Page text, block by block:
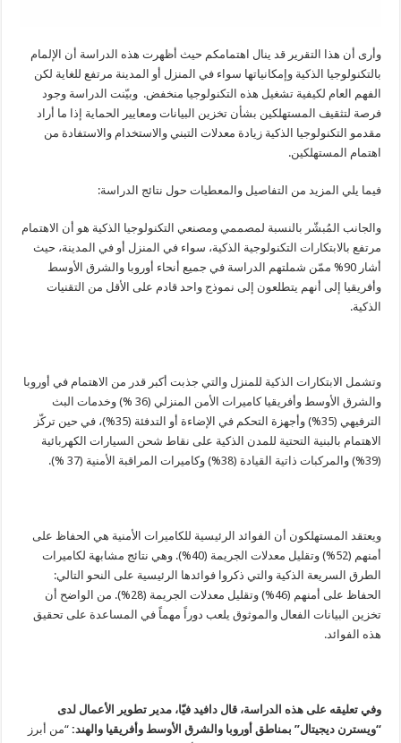
وأرى أن هذا التقرير قد ينال اهتمامكم حيث أظهرت هذه الدراسة أن الإلمام
بالتكنولوجيا الذكية وإمكانياتها سواء في المنزل أو المدينة مرتفع للغاية لكن
الفهم العام لكيفية تشغيل هذه التكنولوجيا منخفض. وبيّنت الدراسة وجود
فرصة لتثقيف المستهلكين بشأن تخزين البيانات ومعايير الحماية إذا ما أراد
مقدمو التكنولوجيا الذكية زيادة معدلات التبني والاستخدام والاستفادة من
اهتمام المستهلكين.
فيما يلي المزيد من التفاصيل والمعطيات حول نتائج الدراسة:
والجانب المُبشّر بالنسبة لمصممي ومصنعي التكنولوجيا الذكية هو أن الاهتمام
مرتفع بالابتكارات التكنولوجية الذكية، سواء في المنزل أو في المدينة، حيث
أشار 90% ممّن شملتهم الدراسة في جميع أنحاء أوروبا والشرق الأوسط
وأفريقيا إلى أنهم يتطلعون إلى نموذج واحد قادم على الأقل من التقنيات
الذكية.
وتشمل الابتكارات الذكية للمنزل والتي جذبت أكبر قدر من الاهتمام في أوروبا
والشرق الأوسط وأفريقيا كاميرات الأمن المنزلي (36 %) وخدمات البث
الترفيهي (35%) وأجهزة التحكم في الإضاءة أو التدفئة (35%)، في حين تركّز
الاهتمام بالبنية التحتية للمدن الذكية على نقاط شحن السيارات الكهربائية
(39%) والمركبات ذاتية القيادة (38%) وكاميرات المراقبة الأمنية (37 %).
ويعتقد المستهلكون أن الفوائد الرئيسية للكاميرات الأمنية هي الحفاظ على
أمنهم (52%) وتقليل معدلات الجريمة (40%). وهي نتائج مشابهة لكاميرات
الطرق السريعة الذكية والتي ذكروا فوائدها الرئيسية على النحو التالي:
الحفاظ على أمنهم (46%) وتقليل معدلات الجريمة (28%). من الواضح أن
تخزين البيانات الفعال والموثوق يلعب دوراً مهماً في المساعدة على تحقيق
هذه الفوائد.
وفي تعليقه على هذه الدراسة، قال دافيد فيّا، مدير تطوير الأعمال لدى
“ويسترن ديجيتال” بمناطق أوروبا والشرق الأوسط وأفريقيا والهند: “من أبرز